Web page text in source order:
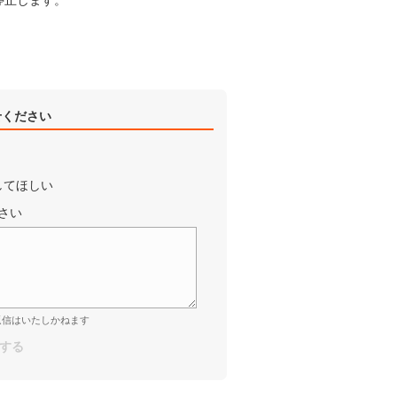
ださい
ほしい
い
はいたしかねます